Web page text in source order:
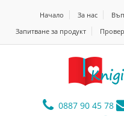
Начало За нас
Запитване за продукт
0887 90 45 78